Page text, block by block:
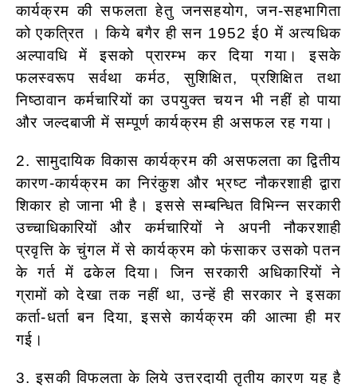
कार्यक्रम की सफलता हेतु जनसहयोग, जन-सहभागिता
को एकत्रित । किये बगैर ही सन 1952 ई0 में अत्यधिक
अल्पावधि में इसको प्रारम्भ कर दिया गया। इसके
फलस्वरूप सर्वथा कर्मठ, सुशिक्षित, प्रशिक्षित तथा
निष्ठावान कर्मचारियों का उपयुक्त चयन भी नहीं हो पाया
और जल्दबाजी में सम्पूर्ण कार्यक्रम ही असफल रह गया।
2. सामुदायिक विकास कार्यक्रम की असफलता का द्वितीय
कारण-कार्यक्रम का निरंकुश और भ्रष्ट नौकरशाही द्वारा
शिकार हो जाना भी है। इससे सम्बन्धित विभिन्न सरकारी
उच्चाधिकारियों और कर्मचारियों ने अपनी नौकरशाही
प्रवृत्ति के चुंगल में से कार्यक्रम को फंसाकर उसको पतन
के गर्त में ढकेल दिया। जिन सरकारी अधिकारियों ने
ग्रामों को देखा तक नहीं था, उन्हें ही सरकार ने इसका
कर्ता-धर्ता बन दिया, इससे कार्यक्रम की आत्मा ही मर
गई।
3. इसकी विफलता के लिये उत्तरदायी तृतीय कारण यह है